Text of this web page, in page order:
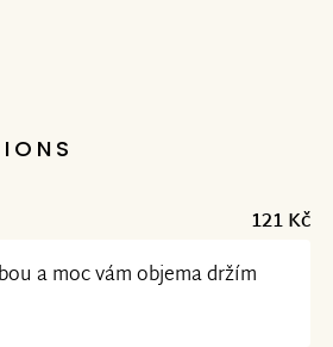
121 Kč
a moc vám objema držím